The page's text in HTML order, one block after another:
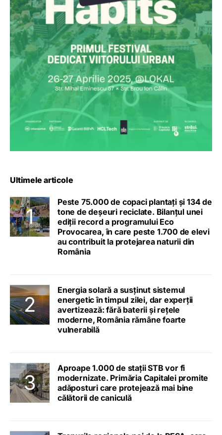
Ultimele articole
Peste 75.000 de copaci plantați și 134 de
tone de deșeuri reciclate. Bilanțul unei
ediții record a programului Eco
Provocarea, în care peste 1.700 de elevi
au contribuit la protejarea naturii din
România
Energia solară a susținut sistemul
energetic în timpul zilei, dar experții
avertizează: fără baterii și rețele
moderne, România rămâne foarte
vulnerabilă
Aproape 1.000 de stații STB vor fi
modernizate. Primăria Capitalei promite
adăposturi care protejează mai bine
călătorii de caniculă